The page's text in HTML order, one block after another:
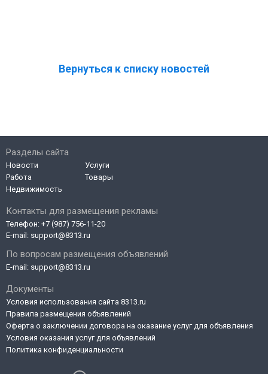
Вернуться к списку новостей
Контакты для размещения рекламы
Телефон: +7 (987) 756-11-20
E-mail: support@8313.ru
По вопросам размещения объявлений
E-mail: support@8313.ru
Документы
Условия использования сайта 8313.ru
Правила размещения объявлений
Оферта о заключении договора на оказание услуг для объявления
Условия оказания услуг для объявлений
Политика конфиденциальности
Разделы сайта
Новости
Работа
Недвижимость
Услуги
Товары